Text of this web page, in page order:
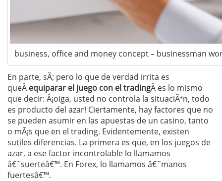
business, office and money concept – businessman
En parte, sÃ­; pero lo que de verdad irrita es
queÂ equiparar el juego con el tradingÂ es lo mismo
que decir: Â¡oiga, usted no controla la situaciÃ³n, todo
es producto del azar! Ciertamente, hay factores que no
se pueden asumir en las apuestas de un casino, tanto
o mÃ¡s que en el trading. Evidentemente, existen
sutiles diferencias. La primera es que, en los juegos de
azar, a ese factor incontrolable lo llamamos
â€˜suerteâ€™. En Forex, lo llamamos â€˜manos
fuertesâ€™.